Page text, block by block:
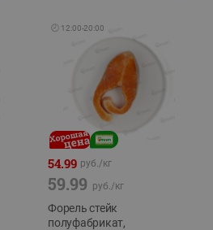
🕘 12:00-20:00
54.99 руб./кг
59.99 руб./кг
Форель стейк
полуфабрикат,